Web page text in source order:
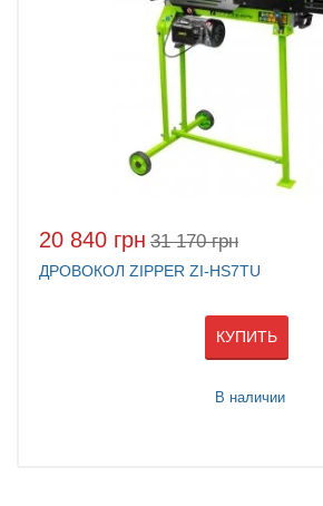
20 840 грн 31 170 грн
ДРОВОКОЛ ZIPPER ZI-HS7TU
КУПИТЬ
В наличии